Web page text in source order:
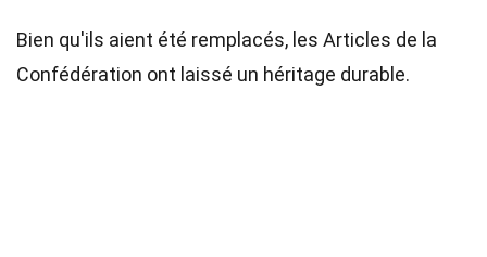
Bien qu'ils aient été remplacés, les Articles de la
Confédération ont laissé un héritage durable.